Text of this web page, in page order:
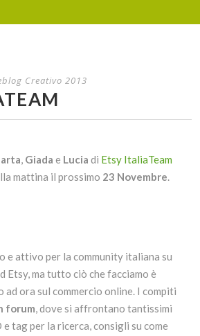
Creativo 2013
, Giada e Lucia di Etsy ItaliaTeam
mattina il prossimo 23 Novembre.
e attivo per la community italiana su
Etsy, ma tutto ciò che facciamo è
ora sul commercio online. I compiti
forum, dove si affrontano tantissimi
tag per la ricerca, consigli su come